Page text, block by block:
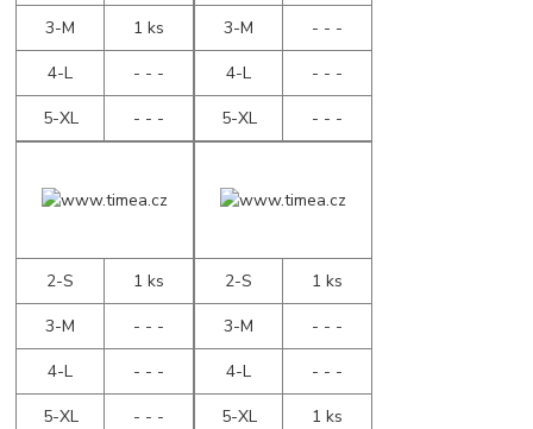
3-M
1 ks
4-L
- - -
5-XL
- - -
3-M
- - -
4-L
- - -
5-XL
- - -
2-S
1 ks
3-M
- - -
4-L
- - -
5-XL
- - -
2-S
1 ks
3-M
- - -
4-L
- - -
5-XL
1 ks